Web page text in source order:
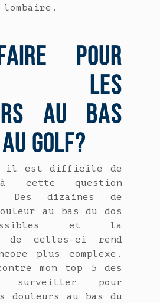
POUR
LES
AU BAS
GOLF?
il est difficile de
à cette question
Des dizaines de
au bas du dos
et la
de celles-ci rend
plus complexe.
mon top 5 des
surveiller pour
douleurs au bas du